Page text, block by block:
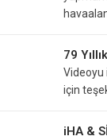
79
Videoyu
için
iHA &